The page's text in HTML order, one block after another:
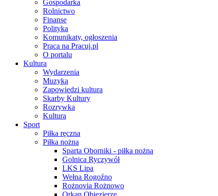
Gospodarka
Rolnictwo
Finanse
Polityka
Komunikaty, ogłoszenia
Praca na Pracuj.pl
O portalu
Kultura
Wydarzenia
Muzyka
Zapowiedzi kultura
Skarby Kultury
Rozrywka
Kultura
Sport
Piłka ręczna
Piłka nożna
Sparta Oborniki - piłka nożna
Golnica Ryczywół
LKS Lipa
Wełna Rogoźno
Rożnovia Rożnowo
Orkan Objezierze